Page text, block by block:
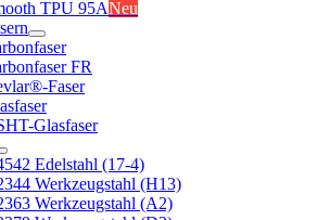
TPU 95ANeu
FR
Faser
Glasfaser
Edelstahl (17-4)
Werkzeugstahl (H13)
Werkzeugstahl (A2)